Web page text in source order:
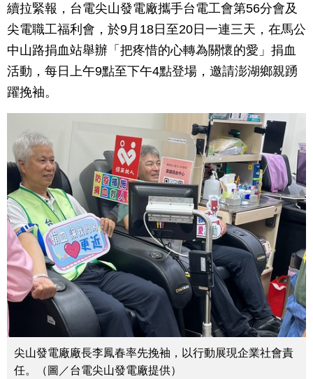
續拉緊報，台電尖山發電廠攜手台電工會第56分會及
尖電職工福利會，於9月18日至20日一連三天，在馬公
中山路捐血站舉辦「把疼惜的心轉為關懷的愛」捐血
活動，每日上午9點至下午4點登場，邀請澎湖鄉親踴
躍挽袖。
尖山發電廠廠長李鳳春率先挽袖，以行動展現企業社會責
任。（圖／台電尖山發電廠提供）